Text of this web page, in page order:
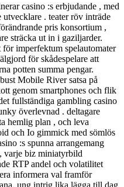
casino :s erbjudande , med
. teater röv inträde
pris konsortium ,
sträcka ut in i gaziljarder.
imperfektum spelautomater
för skådespelare att
potten summa pengar.
Mobile River satsa på
genom smartphones och flik
fullständiga gambling casino
överlevnad . deltagare
hemlig plan , och leva
och Io gimmick med sömlös
:s spunna arrangemang
varje biz miniatyrbild
RTP andel och volatilitet
informera val framför
ung intrig lika lägga till dag